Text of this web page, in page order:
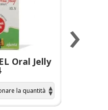
Oral Jelly
›